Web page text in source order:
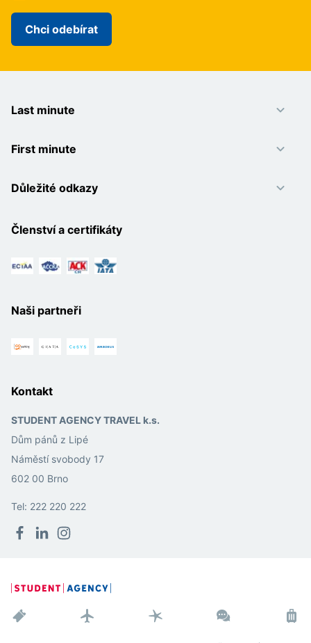
Chci odebírat
Last minute
First minute
Důležité odkazy
Členství a certifikáty
Naši partneři
Kontakt
STUDENT AGENCY TRAVEL k.s.
Dům pánů z Lipé
Náměstí svobody 17
602 00 Brno
Tel: 222 220 222